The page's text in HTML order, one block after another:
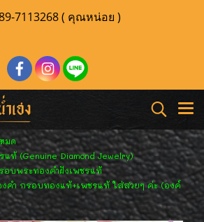
7113268 ( คุณหน่อย )
มด
แท้ (Genuine Diamond Jewelry)
อบพระทองคำฝังเพชรแท้
คำ กรอบทองแท้+เพชรแท้ ใส่สวยๆ ค่ะ (องค์